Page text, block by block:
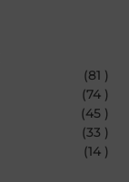
(81 )
(74 )
(45 )
(33 )
(14 )